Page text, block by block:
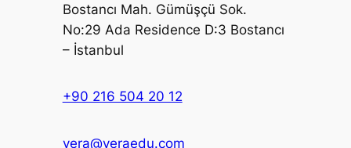
Bostancı Mah. Gümüşçü Sok.
No:29 Ada Residence D:3 Bostancı
– İstanbul
+90 216 504 20 12
vera@veraedu.com